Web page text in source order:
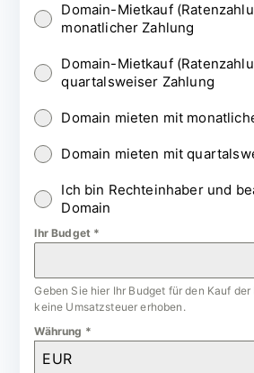
Domain-Mietkauf
monatlicher Zahlung
Domain-Mietkauf
quartalsweiser Zahlung
Domain mieten mit
Domain mieten mit
Ich bin Rechteinhaber und
Domain
Ihr Budget *
Geben Sie hier Ihr Budget für den Kauf der
keine Umsatzsteuer erhoben.
Währung *
EUR